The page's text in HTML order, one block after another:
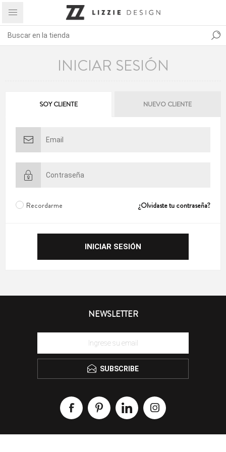
INICIAR SESIÓN
SOY CLIENTE NUEVO CLIENTE
Recordarme ¿Olvidaste tu contraseña?
NEWSLETTER
SUBSCRIBE